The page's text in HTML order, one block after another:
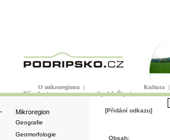
O mikroregionu | Kultura |
Příroda| Spolek Říp|
· Mikroregion
Geografie
Geomorfologie
[Přidání odkazu]
Obsah: